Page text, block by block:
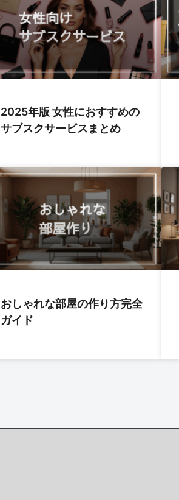
2025年版 女性におすすめの
サブスクサービスまとめ
おしゃれな部屋の作り方完全
ガイド